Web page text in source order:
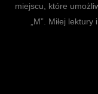
miejscu, które
„M”. Miłej